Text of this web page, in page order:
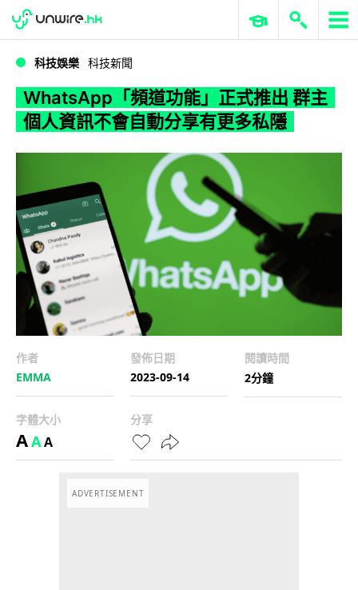
WWDC 2026 ERP 與商業 AI
科技娛樂 科技新聞
WhatsApp「頻道功能」正式推出 群主
個人資訊不會自動分享有更多私隱
作者
EMMA
發佈日期
2023-09-14
閱讀時間
2分鐘
字體大小
AAA
分享
ADVERTISEMENT